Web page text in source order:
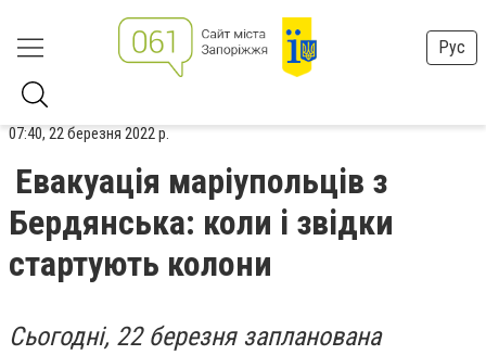
Рус
07:40, 22 березня 2022 р.
Евакуація маріупольців з
Бердянська: коли і звідки
стартують колони
Сьогодні, 22 березня запланована